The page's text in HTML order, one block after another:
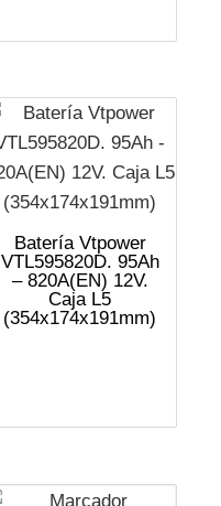
Batería Vtpower
VTL595820D. 95Ah
– 820A(EN) 12V.
Caja L5
(354x174x191mm)